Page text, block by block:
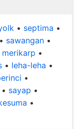
• septima •
• sawangan •
merikarp •
• leha-leha •
•
• sayap •
•